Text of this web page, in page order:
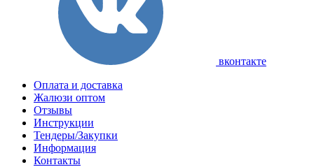
вконтакте
Оплата и доставка
Жалюзи оптом
Отзывы
Инструкции
Тендеры/Закупки
Информация
Контакты